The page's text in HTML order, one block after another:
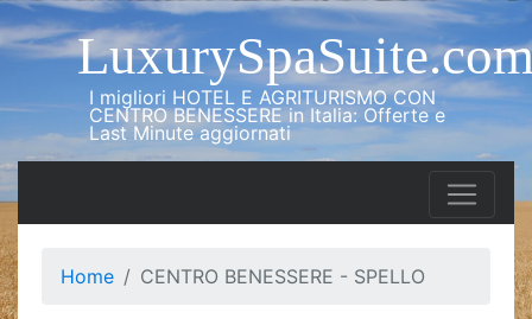
I migliori HOTEL E AGRITURISMO CON
CENTRO BENESSERE in Italia: Offerte e
Last Minute aggiornati
Home CENTRO BENESSERE - SPELLO